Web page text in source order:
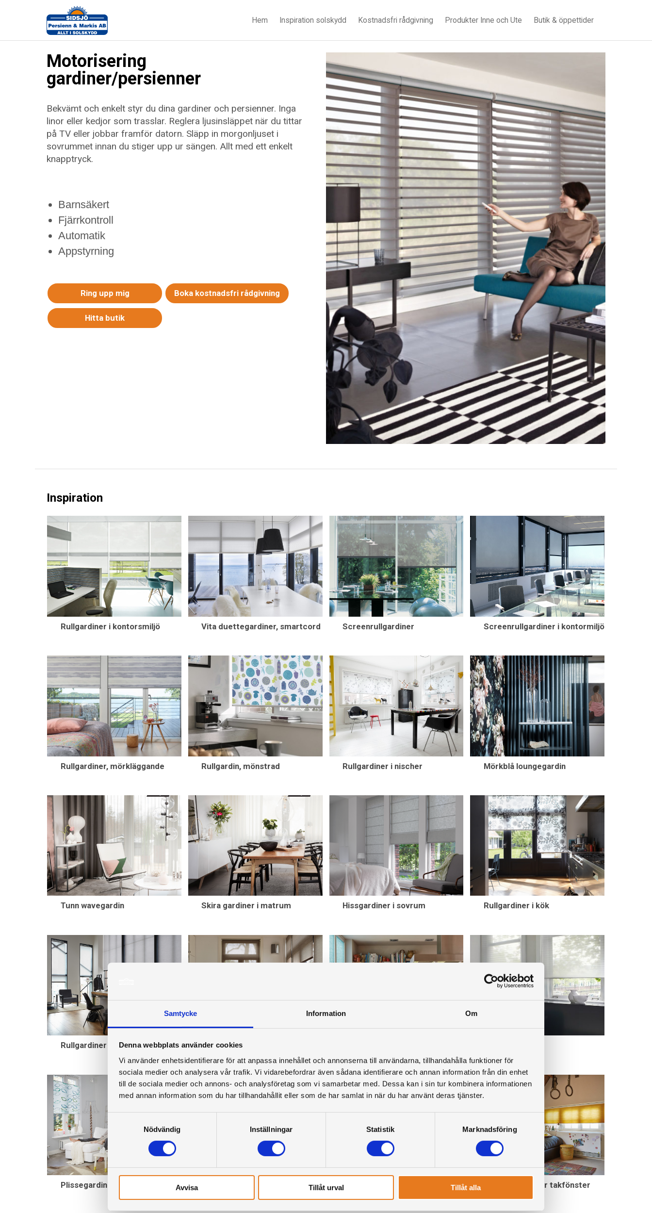
Samtycke Information Om
Denna webbplats använder cookies
Vi använder enhetsidentifierare för att anpassa innehållet och annonserna till användarna, tillhandahålla funktioner för
sociala medier och analysera vår trafik. Vi vidarebefordrar även sådana identifierare och annan information från din enhet
till de sociala medier och annons- och analysföretag som vi samarbetar med. Dessa kan i sin tur kombinera informationen
med annan information som du har tillhandahållit eller som de har samlat in när du har använt deras tjänster.
Nödvändig
Inställningar Statistik Marknadsföring
Avvisa Tillåt urval Tillåt alla
Hem Inspiration solskydd Kostnadsfri rådgivning Produkter Inne och Ute Butik & öppettider
Motorisering
gardiner/persienner
Bekvämt och enkelt styr du dina gardiner och persienner. Inga
linor eller kedjor som trasslar. Reglera ljusinsläppet när du tittar
på TV eller jobbar framför datorn. Släpp in morgonljuset i
sovrummet innan du stiger upp ur sängen. Allt med ett enkelt
knapptryck.
Barnsäkert
Fjärrkontroll
Automatik
Appstyrning
Ring upp mig Boka kostnadsfri rådgivning
Hitta butik
Inspiration
Rullgardiner i kontorsmiljö Vita duettegardiner, smartcord Screenrullgardiner Screenrullgardiner i kontormiljö
Rullgardiner, mörkläggande Rullgardin, mönstrad Rullgardiner i nischer Mörkblå loungegardin
Tunn wavegardin Skira gardiner i matrum Hissgardiner i sovrum Rullgardiner i kök
Rullgardiner i arbetsrum Tunna rullgardiner
Plissegardiner, smartcord Plisségardin, smartcord Duettegardin för takfönster